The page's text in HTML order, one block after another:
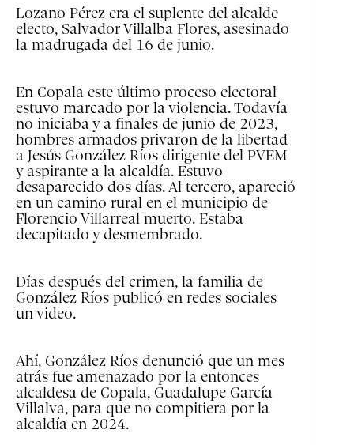
Lozano Pérez era el suplente del alcalde
electo, Salvador Villalba Flores, asesinado
la madrugada del 16 de junio.
En Copala este último proceso electoral
estuvo marcado por la violencia. Todavía
no iniciaba y a finales de junio de 2023,
hombres armados privaron de la libertad
a Jesús González Ríos dirigente del PVEM
y aspirante a la alcaldía. Estuvo
desaparecido dos días. Al tercero, apareció
en un camino rural en el municipio de
Florencio Villarreal muerto. Estaba
decapitado y desmembrado.
Días después del crimen, la familia de
González Ríos publicó en redes sociales
un video.
Ahí, González Ríos denunció que un mes
atrás fue amenazado por la entonces
alcaldesa de Copala, Guadalupe García
Villalva, para que no compitiera por la
alcaldía en 2024.